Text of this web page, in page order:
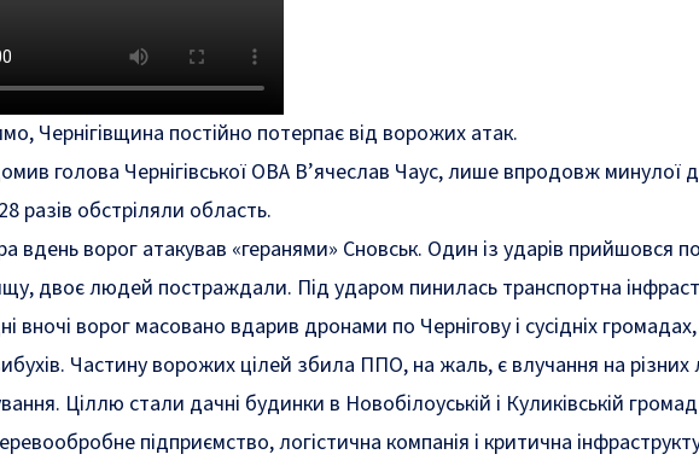
Чернігівщина постійно потерпає від ворожих атак.
голова Чернігівської ОВА В’ячеслав Чаус, лише впродовж минулої
разів обстріляли область.
вдень ворог атакував «геранями» Сновськ. Один із ударів прийшовся
двоє людей постраждали. Під ударом пинилась транспортна
вночі ворог масовано вдарив дронами по Чернігову і сусідніх
Частину ворожих цілей збила ППО, на жаль, є влучання на різних
Ціллю стали дачні будинки в Новобілоуській і Куликівській
підприємство, логістична компанія і критична